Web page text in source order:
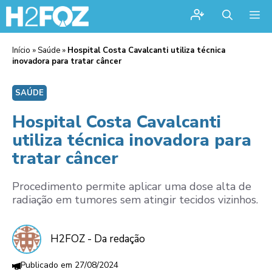
Início »Saúde » Hospital Costa Cavalcanti utiliza técnica
inovadora para tratar câncer
SAÚDE
Hospital Costa Cavalcanti
utiliza técnica inovadora para
tratar câncer
Procedimento permite aplicar uma dose alta de
radiação em tumores sem atingir tecidos vizinhos.
H2FOZ - Da redação
27/08/2024